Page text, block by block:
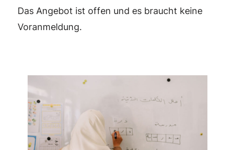
Das Angebot ist offen und es braucht keine
Voranmeldung.